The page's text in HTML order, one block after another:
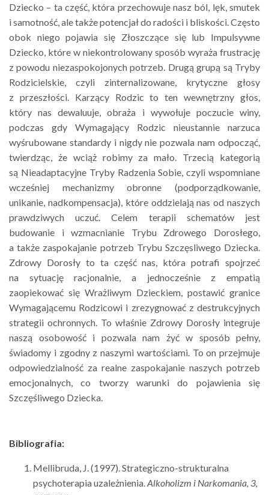
Dziecko – ta część, która przechowuje nasz ból, lęk, smutek
i samotność, ale także potencjał do radości i bliskości. Często
obok niego pojawia się Złoszczące się lub Impulsywne
Dziecko, które w niekontrolowany sposób wyraża frustrację
z powodu niezaspokojonych potrzeb. Drugą grupą są Tryby
Rodzicielskie, czyli zinternalizowane, krytyczne głosy
z przeszłości. Karzący Rodzic to ten wewnętrzny głos,
który nas dewaluuje, obraża i wywołuje poczucie winy,
podczas gdy Wymagający Rodzic nieustannie narzuca
wyśrubowane standardy i nigdy nie pozwala nam odpocząć,
twierdząc, że wciąż robimy za mało. Trzecią kategorią
są Nieadaptacyjne Tryby Radzenia Sobie, czyli wspomniane
wcześniej mechanizmy obronne (podporządkowanie,
unikanie, nadkompensacja), które oddzielają nas od naszych
prawdziwych uczuć. Celem terapii schematów jest
budowanie i wzmacnianie Trybu Zdrowego Dorosłego,
a także zaspokajanie potrzeb Trybu Szczęsliwego Dziecka.
Zdrowy Dorosły to ta część nas, która potrafi spojrzeć
na sytuację racjonalnie, a jednocześnie z empatią
zaopiekować się Wrażliwym Dzieckiem, postawić granice
Wymagającemu Rodzicowi i zrezygnować z destrukcyjnych
strategii ochronnych. To właśnie Zdrowy Dorosły integruje
naszą osobowość i pozwala nam żyć w sposób pełny,
świadomy i zgodny z naszymi wartościami. To on przejmuje
odpowiedzialność za realne zaspokajanie naszych potrzeb
emocjonalnych, co tworzy warunki do pojawienia się
Szczęśliwego Dziecka.
Bibliografia:
Mellibruda, J. (1997). Strategiczno-strukturalna
psychoterapia uzależnienia. Alkoholizm i Narkomania , 3,